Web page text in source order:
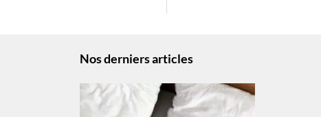
Nos derniers articles